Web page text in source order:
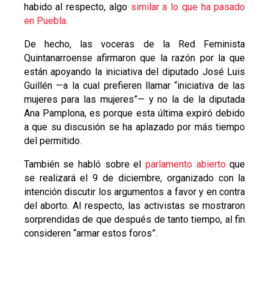
habido al respecto, algo similar a lo que ha pasado
en Puebla.
De hecho, las voceras de la Red Feminista
Quintanarroense afirmaron que la razón por la que
están apoyando la iniciativa del diputado José Luis
Guillén —a la cual prefieren llamar “iniciativa de las
mujeres para las mujeres”— y no la de la diputada
Ana Pamplona, es porque esta última expiró debido
a que su discusión se ha aplazado por más tiempo
del permitido.
También se habló sobre el parlamento abiertoque
se realizará el 9 de diciembre, organizado con la
intención discutir los argumentos a favor y en contra
del aborto. Al respecto, las activistas se mostraron
sorprendidas de que después de tanto tiempo, al fin
consideren “armar estos foros”.